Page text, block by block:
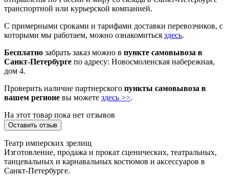
транспортной или курьерской компанией.
С примерными сроками и тарифами доставки перевозчиков, с
которыми мы работаем, можно ознакомиться здесь.
Бесплатно забрать заказ можно в пункте самовывоза в
Санкт-Петербурге по адресу: Новосмоленская набережная,
дом 4.
Проверить наличие партнерского пункты самовывоза в
вашем регионе вы можете здесь >>.
На этот товар пока нет отзывов
Оставить отзыв
Театр имперских зрелищ
Изготовление, продажа и прокат сценических, театральных,
танцевальных и карнавальных костюмов и аксессуаров в
Санкт-Петербурге.